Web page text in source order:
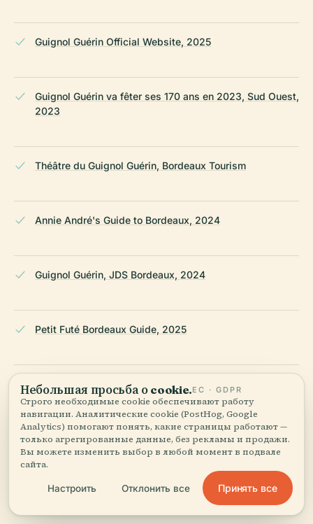
Guignol Guérin Official Website, 2025
Guignol Guérin va fêter ses 170 ans en 2023, Sud Ouest,
2023
Théâtre du Guignol Guérin, Bordeaux Tourism
Annie André's Guide to Bordeaux, 2024
Guignol Guérin, JDS Bordeaux, 2024
Petit Futé Bordeaux Guide, 2025
Bordeaux.fr Official Site – Guignol Guérin, 2025
Bordeaux Tourism Virtual Tour, 2024
RentCarEasy – Car rental near Guignol Guérin, 2025
Небольшая просьба о cookie.ЕС · GDPR
Строго необходимые cookie обеспечивают работу
навигации. Аналитические cookie (PostHog, Google
Analytics) помогают понять, какие страницы работают —
только агрегированные данные, без рекламы и продажи.
Вы можете изменить выбор в любой момент в подвале
сайта.
Настроить Отклонить все Принять все